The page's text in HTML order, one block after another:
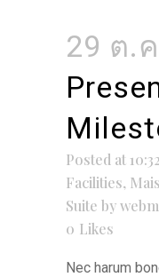
29 ต.
Posted at
Facilities,
Suite by
0 Likes
Nec harum